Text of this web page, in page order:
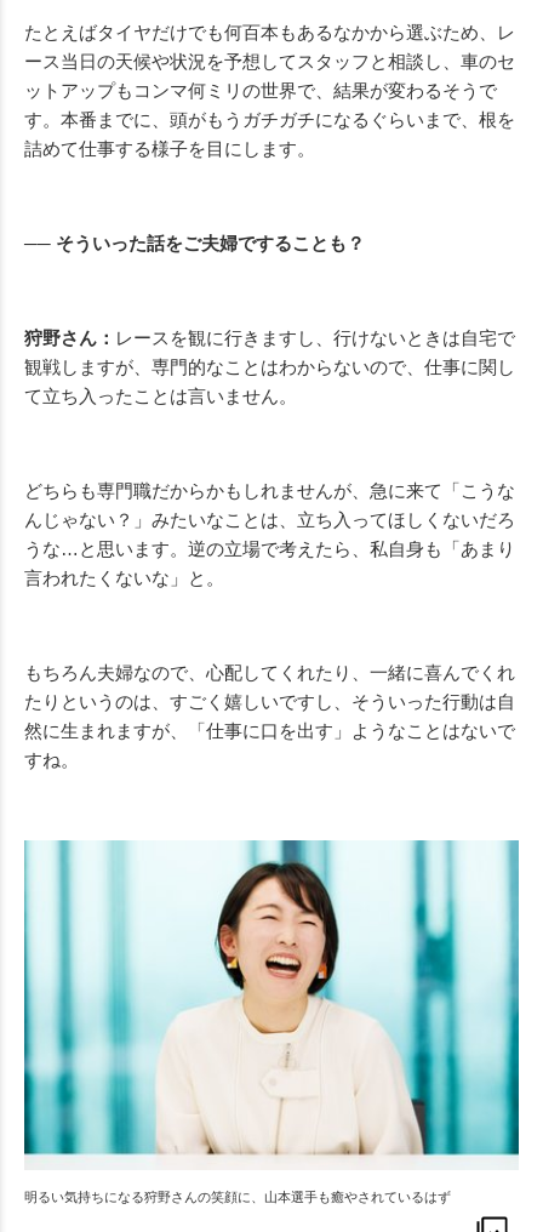
たとえばタイヤだけでも何百本もあるなかから選ぶため、レ
ース当日の天候や状況を予想してスタッフと相談し、車のセ
ットアップもコンマ何ミリの世界で、結果が変わるそうで
す。本番までに、頭がもうガチガチになるぐらいまで、根を
詰めて仕事する様子を目にします。
── そういった話をご夫婦ですることも？
狩野さん： レースを観に行きますし、行けないときは自宅で
観戦しますが、専門的なことはわからないので、仕事に関し
て立ち入ったことは言いません。
どちらも専門職だからかもしれませんが、急に来て「こうな
んじゃない？」みたいなことは、立ち入ってほしくないだろ
うな…と思います。逆の立場で考えたら、私自身も「あまり
言われたくないな」と。
もちろん夫婦なので、心配してくれたり、一緒に喜んでくれ
たりというのは、すごく嬉しいですし、そういった行動は自
然に生まれますが、「仕事に口を出す」ようなことはないで
すね。
明るい気持ちになる狩野さんの笑顔に、山本選手も癒やされているはず